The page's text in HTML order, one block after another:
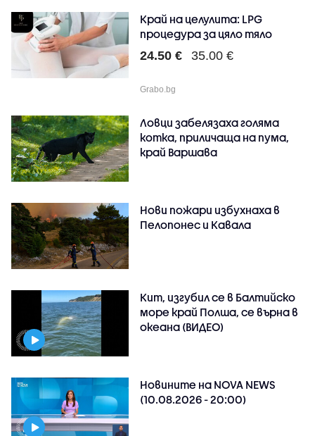
Край на целулита: LPG
процедура за цяло тяло
24.50 € 35.00 €
Grabo.bg
Ловци забелязаха голяма
котка, приличаща на пума,
край Варшава
Нови пожари избухнаха в
Пелопонес и Кавала
Кит, изгубил се в Балтийско
море край Полша, се върна в
океана (ВИДЕО)
Новините на NOVA NEWS
(10.08.2026 - 20:00)